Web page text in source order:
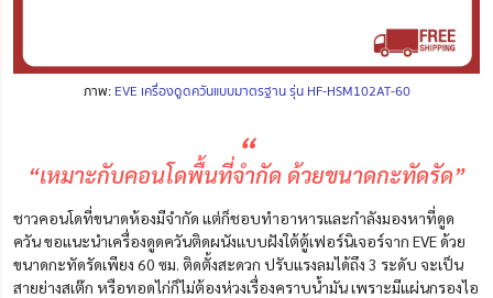
ภาพ: EVE เครื่องดูดควันแบบมาตรฐาน รุ่น HF-HSM102AT-60
“
“เหมาะกับคอนโดพื้นที่จำกัด ด้วยขนาดกะทัดรัด”
ชาวคอนโดที่ขนาดห้องมีจำกัด แต่ก็ชอบทำอาหารและกำลังมองหาที่ดูด
ควัน ขอแนะนำเครื่องดูดควันติดผนังแบบฝังใต้ตู้เฟอร์นิเจอร์จาก EVE ด้วย
ขนาดกะทัดรัดเพียง 60 ซม. ติดตั้งสะดวก ปรับแรงลมได้ถึง 3 ระดับ จะเป็น
สายย่างสเต๊ก หรือทอดไก่ก็ไม่ต้องห่วงเรื่องคราบน้ำมัน เพราะมีแผ่นกรองไอ